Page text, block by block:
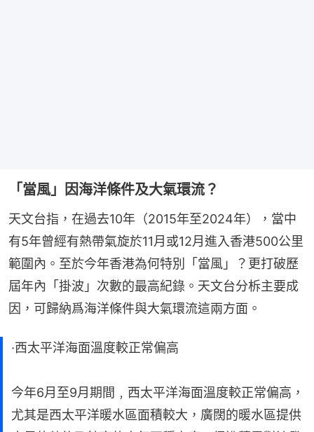
「當風」因海洋條件及大氣環流？
天文台指，在過去10年（2015年至2024年），當中
有5年曾經有熱帶氣旋於11月或12月進入香港500公里
範圍內。至於今年香港為何特別「當風」？更打破歷
屆年內「掛波」次數的最高紀錄。天文台分柝主要成
因，可歸納爲海洋條件與大氣環流這兩方面。
·西太平洋海面溫度較正常偏高
今年6月至9月期間﹐西太平洋海面溫度較正常偏高，
尤其是西太平洋暖水區面積較大，廣闊的暖水區提供